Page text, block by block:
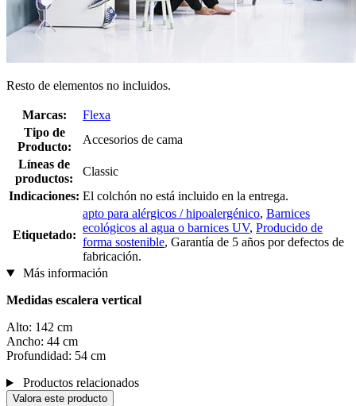
Resto de elementos no incluidos.
Marcas:
Flexa
Tipo de
Producto:
Accesorios de cama
Líneas de
productos:
Classic
Indicaciones: El colchón no está incluido en la entrega.
Etiquetado:
apto para alérgicos / hipoalergénico, Barnices
ecológicos al agua o barnices UV, Producido de
forma sostenible, Garantía de 5 años por defectos de
fabricación.
Más información
Medidas escalera vertical
Alto: 142 cm
Ancho: 44 cm
Profundidad: 54 cm
Productos relacionados
Valora este producto